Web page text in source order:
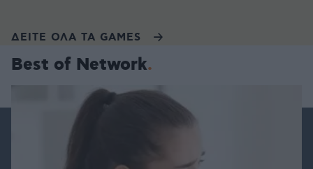
ΔΕΙΤΕ ΟΛΑ ΤΑ GAMES
Best of Network